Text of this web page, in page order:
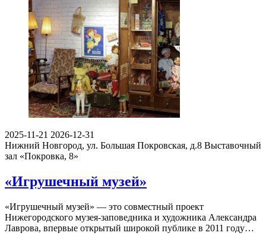
2025-11-21 2026-12-31
Нижний Новгород, ул. Большая Покровская, д.8 Выставочный
зал «Покровка, 8»
«Игрушечный музей»
«Игрушечный музей» — это совместный проект
Нижегородского музея-заповедника и художника Александра
Лаврова, впервые открытый широкой публике в 2011 году…